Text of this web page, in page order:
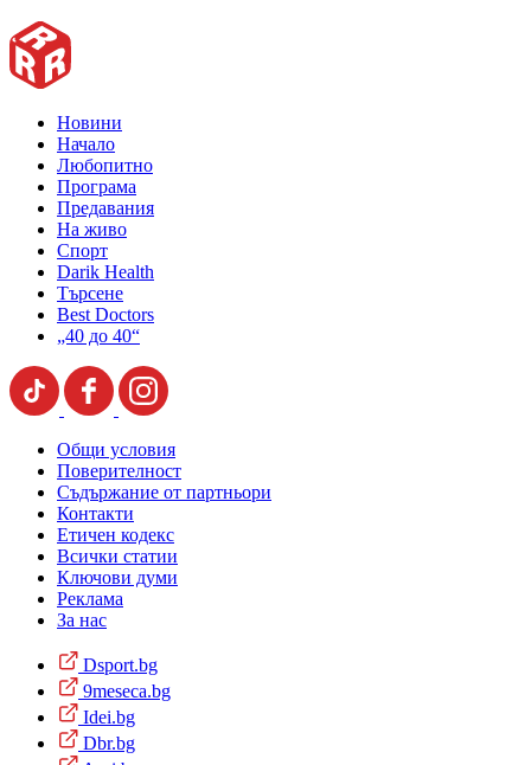
Новини
Начало
Любопитно
Програма
Предавания
На живо
Спорт
Darik Health
Търсене
Best Doctors
„40 до 40“
Общи условия
Поверителност
Съдържание от партньори
Контакти
Етичен кодекс
Всички статии
Ключови думи
Реклама
За нас
Dsport.bg
9meseca.bg
Idei.bg
Dbr.bg